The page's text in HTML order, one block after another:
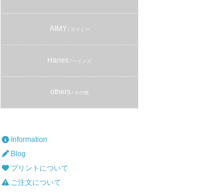
AIMY / エイミー
Hanes / ヘインズ
others / その他
Information
Blog
プリントについて
ご注文について